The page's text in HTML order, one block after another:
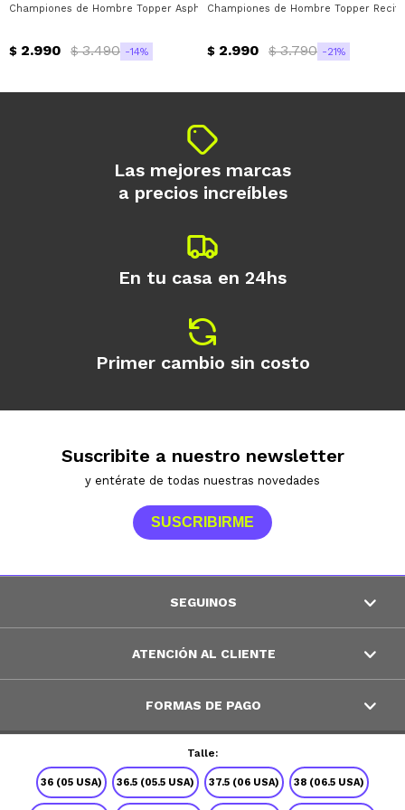
Talle:
36 (05 USA) 36.5 (05.5 USA) 37.5 (06 USA) 38 (06.5 USA)
Championes de Hombre Topper Asphalt Topper - Beige - Gris - Verde Lima
$ 2.990 $ 3.490 14
Championes de Hombre Topper
$ 2.990 $ 3.790 21
Las mejores marcas
a precios increíbles
En tu casa en 24hs
Primer cambio sin costo
Suscribite a nuestro newsletter
y entérate de todas nuestras novedades
SUSCRIBIRME
SEGUINOS
ATENCIÓN AL CLIENTE
FORMAS DE PAGO
© Copyright 2026 / Peppos
Día Mes Año
Continuar